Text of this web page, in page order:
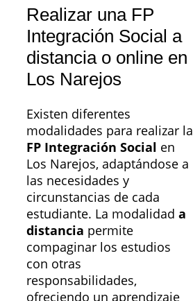
Realizar una FP
Integración Social a
distancia o online en
Los Narejos
Existen diferentes
modalidades para realizar la
FP Integración Social en
Los Narejos, adaptándose a
las necesidades y
circunstancias de cada
estudiante. La modalidad a
distancia permite
compaginar los estudios
con otras
responsabilidades,
ofreciendo un aprendizaje